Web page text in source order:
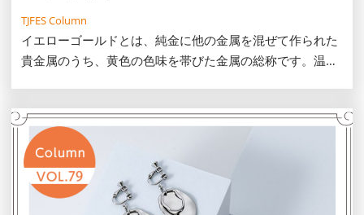
TJFES Column
イエローゴールドとは、純金に他の金属を混ぜて作られた
貴金属のうち、黄色の色味を帯びた金属の総称です。温か
金との違い、お手入れ方法を解説します。